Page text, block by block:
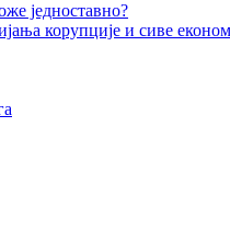
једноставно?
корупције и сиве